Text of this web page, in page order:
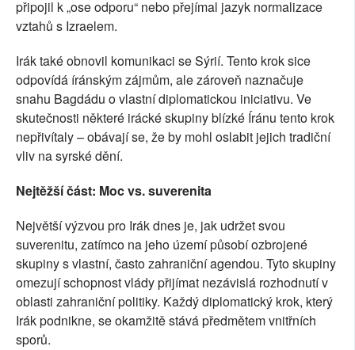
připojil k „ose odporu“ nebo přejímal jazyk normalizace
vztahů s Izraelem.
Irák také obnovil komunikaci se Sýrií. Tento krok sice
odpovídá íránským zájmům, ale zároveň naznačuje
snahu Bagdádu o vlastní diplomatickou iniciativu. Ve
skutečnosti některé irácké skupiny blízké Íránu tento krok
nepřivítaly – obávají se, že by mohl oslabit jejich tradiční
vliv na syrské dění.
Nejtěžší část: Moc vs. suverenita
Největší výzvou pro Irák dnes je, jak udržet svou
suverenitu, zatímco na jeho území působí ozbrojené
skupiny s vlastní, často zahraniční agendou. Tyto skupiny
omezují schopnost vlády přijímat nezávislá rozhodnutí v
oblasti zahraniční politiky. Každý diplomatický krok, který
Irák podnikne, se okamžitě stává předmětem vnitřních
sporů.